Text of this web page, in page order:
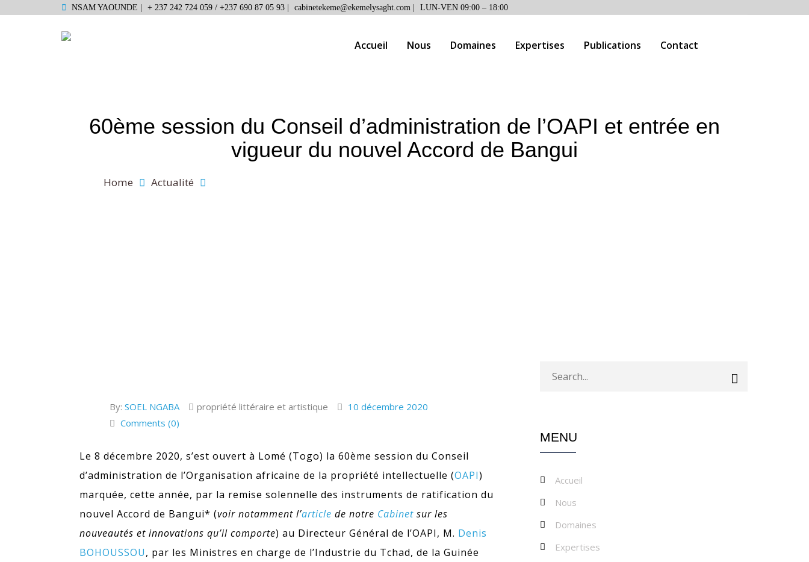
NSAM YAOUNDE | + 237 242 724 059 / +237 690 87 05 93 | cabinetekeme@ekemelysaght.com | LUN-VEN 09:00 – 18:00
Accueil Nous Domaines Expertises Publications Contact
60ème session du Conseil d’administration de l’OAPI et entrée en
vigueur du nouvel Accord de Bangui
Home Actualité
By: SOEL NGABA propriété littéraire et artistique
10 décembre 2020
Comments (0)
Le 8 décembre 2020, s’est ouvert à Lomé (Togo) la 60ème session du Conseil
d’administration de l’Organisation africaine de la propriété intellectuelle (OAPI)
marquée, cette année, par la remise solennelle des instruments de ratification du
nouvel Accord de Bangui* (voir notamment l’article de notre Cabinet sur les
nouveautés et innovations qu’il comporte) au Directeur Général de l’OAPI, M. Denis
BOHOUSSOU, par les Ministres en charge de l’Industrie du Tchad, de la Guinée
MENU
Accueil
Nous
Domaines
Expertises